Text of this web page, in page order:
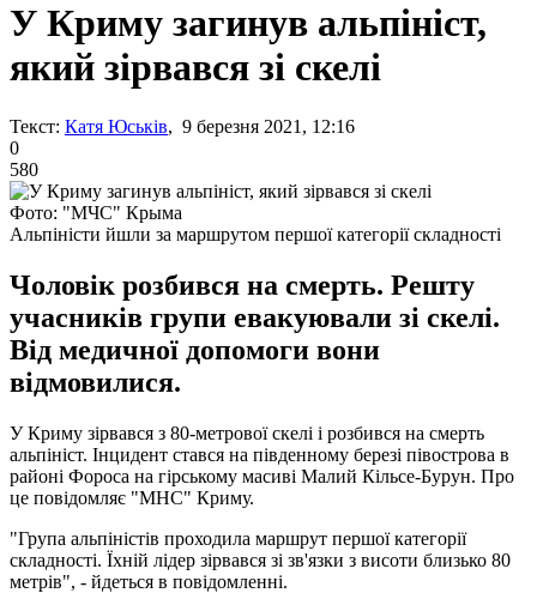
У Криму загинув альпініст,
який зірвався зі скелі
Текст: Катя Юськів, 9 березня 2021, 12:16
0
580
Фото: "МЧС" Крыма
Альпіністи йшли за маршрутом першої категорії складності
Чоловік розбився на смерть. Решту
учасників групи евакуювали зі скелі.
Від медичної допомоги вони
відмовилися.
У Криму зірвався з 80-метрової скелі і розбився на смерть
альпініст. Інцидент стався на південному березі півострова в
районі Фороса на гірському масиві Малий Кільсе-Бурун. Про
це повідомляє "МНС" Криму.
"Група альпіністів проходила маршрут першої категорії
складності. Їхній лідер зірвався зі зв'язки з висоти близько 80
метрів", - йдеться в повідомленні.